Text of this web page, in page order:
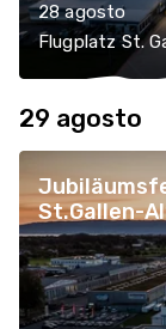
28 agosto
Flugplatz St.
29 agosto
St.Gallen-